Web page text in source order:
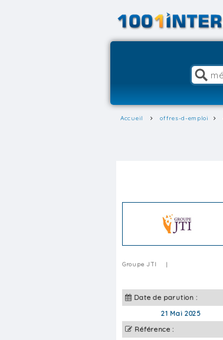
Accueil offres-d-emploi
Groupe JTI |
Date de parution :
21 Mai 2025
Référence :